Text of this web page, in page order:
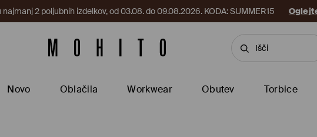
2 poljubnih izdelkov, od 03.08. do 09.08.2026. KODA: SUMMER15
Novo Oblačila Workwear Obutev Torbice